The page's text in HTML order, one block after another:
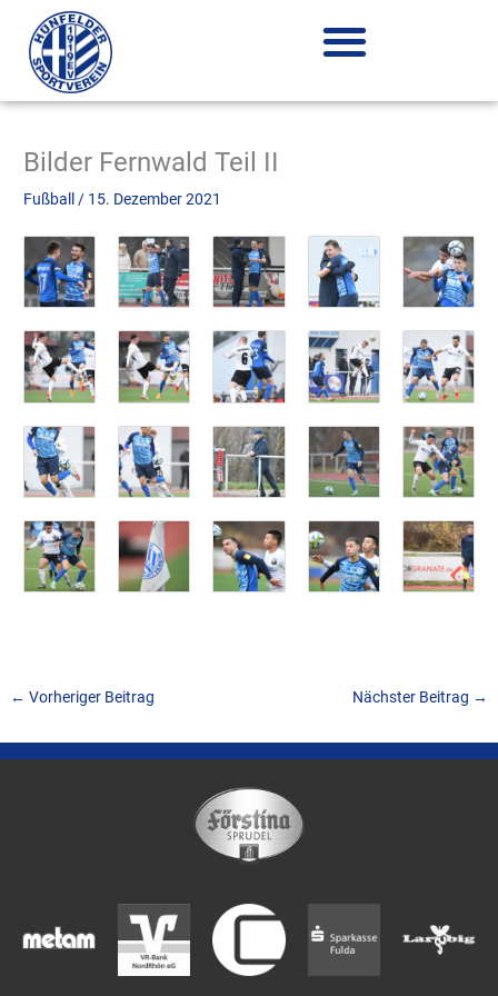
Inhalt
springen
Bilder Fernwald Teil II
Fußball / 15. Dezember 2021
← Vorheriger Beitrag Nächster Beitrag →